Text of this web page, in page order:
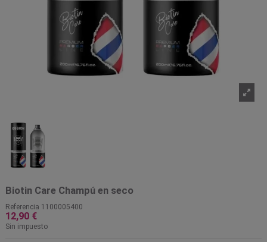
Biotin Care Champú en seco
Referencia 1100005400
12,90 €
Sin impuesto